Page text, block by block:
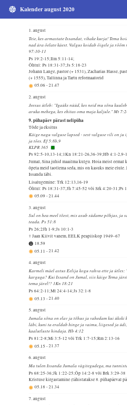
Kalender august 2020
1. august
Teie, kes armastate Issandat, vihake kurja! Tema
nad ära õelate käest. Valgus koidab õigele ja rõõm
97:10-11
Ps 19:2-15;Ilm 5:11-14;
Õhtul: Ps 18:31-37;Js 5:18-23
Johann Lange, pastor (+ 1531), Zacharias Hasse,
(+ 1555), Tallinna ja Tartu reformaatorid
05.06-21.47
2. august
Jeesus ütleb: "Igaüks nüüd, kes neid mu sõnu
aruka mehega, kes ehitas oma maja kaljule." Mt
9. pühapäev pärast nelipüha
Tõde ja eksitus
Käige nagu valguse lapsed - sest valguse vili on ju
ja tões. Ef 5:8b,9
KLPR 365
Ps 92:5-10,13-14;1Kn 18:21-26,36-39;Hb 4:1-
Jumal, Sina juhid maailma kulgu. Hoia meist eemal
õpeta meid taotlema seda, mis on kasuks meie
Issanda läbi.
Lisalugemine: Trk 12:13,16-19
Õhtul: Ps 18:31-37;Jh 7:45-52 või Srk 4:20-31;Ps
05.09-21.44
3. august
Sul on hea meel tõest, mis asub südame põhjas, ja
teada. Ps 51:8
Ps 26;2Jh 1-9;Js 10:1-3
† Jaan Kiivit vanem, EELK peapiiskop 1949–67
18.59
05.11-21.42
4. august
Karmeli mäel astus Eelija kogu rahva ette ja ütles:
karguga? Kui Issand on Jumal, siis käige Tema
tema järel!? 1Kn 18:21
Ps 64:2-11;Mt 24:4-14;Js 32:1-8
05.13-21.40
5. august
Jumala sõna on elav ja tõhus ja vahedam kui
läbi, kuni ta eraldab hinge ja vaimu, liigesed ja üdi,
kaalutluste hindaja. Hb 4:12
Ps 81:2-8;Mi 3:5-12 või Trk 1:7-15;Rm 2:13-16
05.15-21.37
6. august
Ma tulen Issanda Jumala vägitegudega, ma
Ps 68:25-36;Jk 1:22-25;Õp 14:2-8 või Brk 3:29-38
Kristuse kirgastamine (tähistatakse 8. pühapäeval
05.18-21.34
7. august